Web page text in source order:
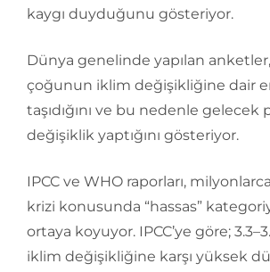
kaygı duyduğunu gösteriyor.
Dünya genelinde yapılan
çoğunun iklim değişikliğine dair
taşıdığını ve bu nedenle gelecek
değişiklik yaptığını gösteriyor.
IPCC ve WHO raporları,
krizi konusunda “hassas”
ortaya koyuyor. IPCC’ye göre;
iklim değişikliğine karşı yüksek